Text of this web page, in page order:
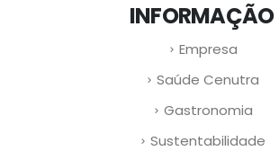
INFORMAÇÃO
Empresa
Saúde Cenutra
Gastronomia
Sustentabilidade